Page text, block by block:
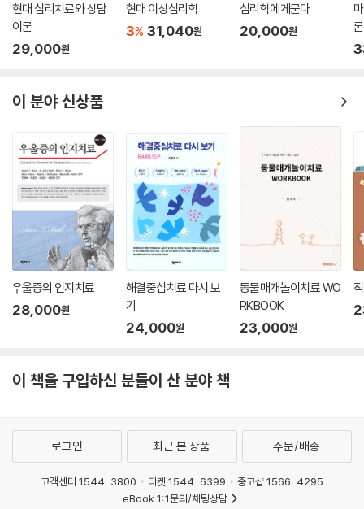
현대 심리치료와 상담
이론
29,000원
현대 이상심리학
3% 31,040원
심리학에게묻다
20,000원
론
이 분야 신상품
우울증의 인지치료
28,000원
해결중심치료 다시 보
기
24,000원
동물매개놀이치료 WO
RKBOOK
23,000원
이 책을 구입하신 분들이 산 분야 책
로그인 최근 본 상품 주문/배송
고객센터 1544-3800 티켓 1544-6399
중고샵 1566-4295
eBook 1:1문의/채팅상담